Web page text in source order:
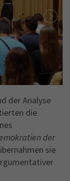
der Analyse
die
der
sie
Analytics.
of
helps in
how the
including
where they
viisted in an